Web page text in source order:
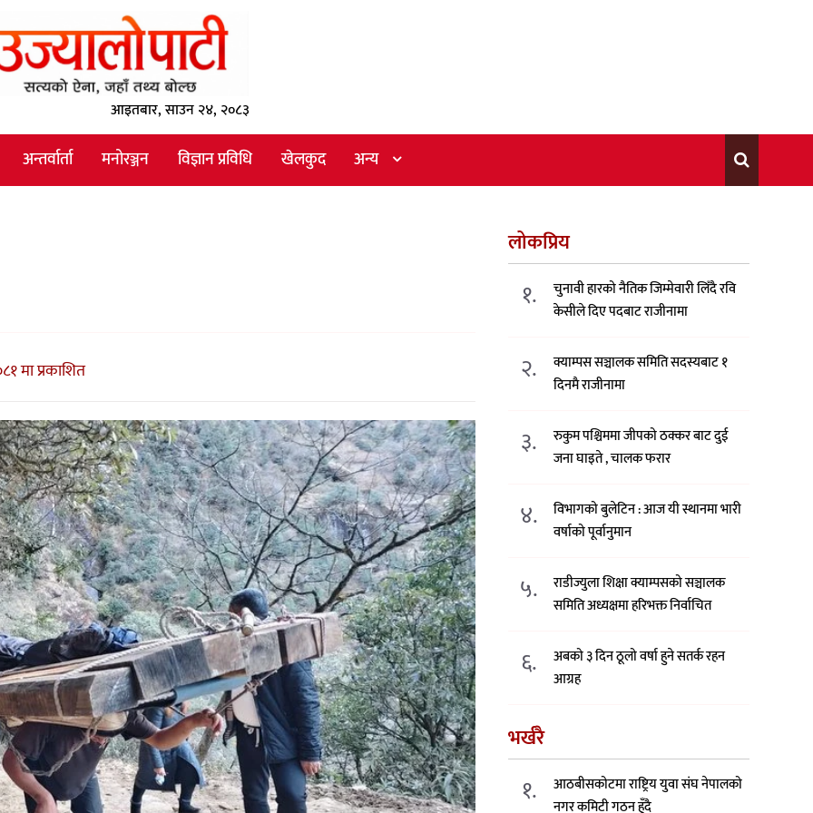
आइतबार, साउन २४, २०८३
अन्तर्वार्ता मनोरञ्जन विज्ञान प्रविधि खेलकुद अन्य
मा प्रकाशित
लोकप्रिय
१.
चुनावी हारको नैतिक जिम्मेवारी लिँदै रवि
केसीले दिए पदबाट राजीनामा
२.
क्याम्पस सञ्चालक समिति सदस्यबाट १
दिनमै राजीनामा
३.
रुकुम पश्चिममा जीपको ठक्कर बाट दुई
जना घाइते , चालक फरार
४.
विभागको बुलेटिन : आज यी स्थानमा भारी
वर्षाको पूर्वानुमान
५.
राडीज्युला शिक्षा क्याम्पसको सञ्चालक
समिति अध्यक्षमा हरिभक्त निर्वाचित
६.
अबको ३ दिन ठूलो वर्षा हुने सतर्क रहन
आग्रह
भर्खरै
१.
आठबीसकोटमा राष्ट्रिय युवा संघ नेपालको
नगर कमिटी गठन हुँदै